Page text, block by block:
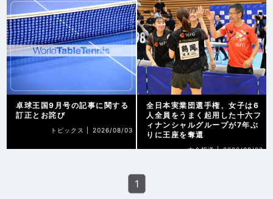
卓球王国9月号の記事に関する
訂正とお詫び
トピックス | 2026/08/03
全日本実業団選手権、女子は6
人全員をうまく起用した十六フ
ィナンシャルグループが7年ぶ
りに王座を奪還
大会報道 | 2026/08/03
1